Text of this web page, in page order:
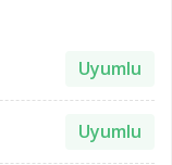
Uyumlu
Uyumlu